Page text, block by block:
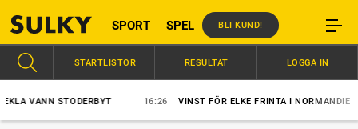
SPORT SPEL BLI KUND!
VANN STODERBYT 16:26 VINST FÖR ELKE FRINTA I NORMANDIE
STARTLISTOR RESULTAT LOGGA IN